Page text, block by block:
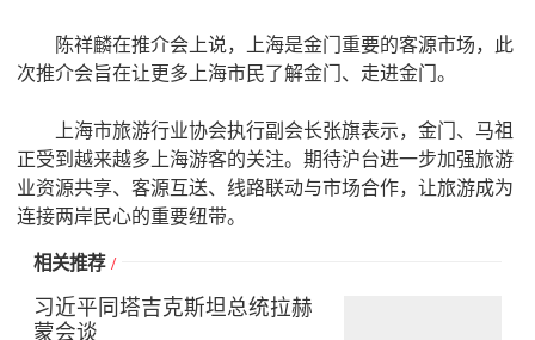
陈祥麟在推介会上说，上海是金门重要的客源市场，此
次推介会旨在让更多上海市民了解金门、走进金门。
上海市旅游行业协会执行副会长张旗表示，金门、马祖
正受到越来越多上海游客的关注。期待沪台进一步加强旅游
业资源共享、客源互送、线路联动与市场合作，让旅游成为
连接两岸民心的重要纽带。
相关推荐 /
习近平同塔吉克斯坦总统拉赫
蒙会谈